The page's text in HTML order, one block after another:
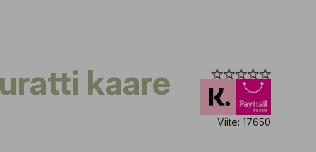
kaare
Viite: 17650